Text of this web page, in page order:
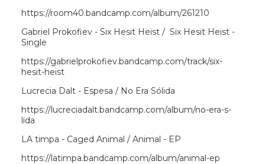
https://room40.bandcamp.com/album/261210
Gabriel Prokofiev - Six Hesit Heist / Six Hesit Heist -
Single
https://gabrielprokofiev.bandcamp.com/track/six-
hesit-heist
Lucrecia Dalt - Espesa / No Era Sólida
https://lucreciadalt.bandcamp.com/album/no-era-s-
lida
LA timpa - Caged Animal / Animal - EP
https://latimpa.bandcamp.com/album/animal-ep